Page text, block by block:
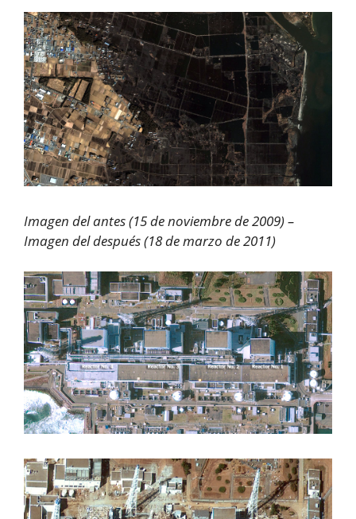
Imagen del antes (15 de noviembre de 2009) –
Imagen del después (18 de marzo de 2011)